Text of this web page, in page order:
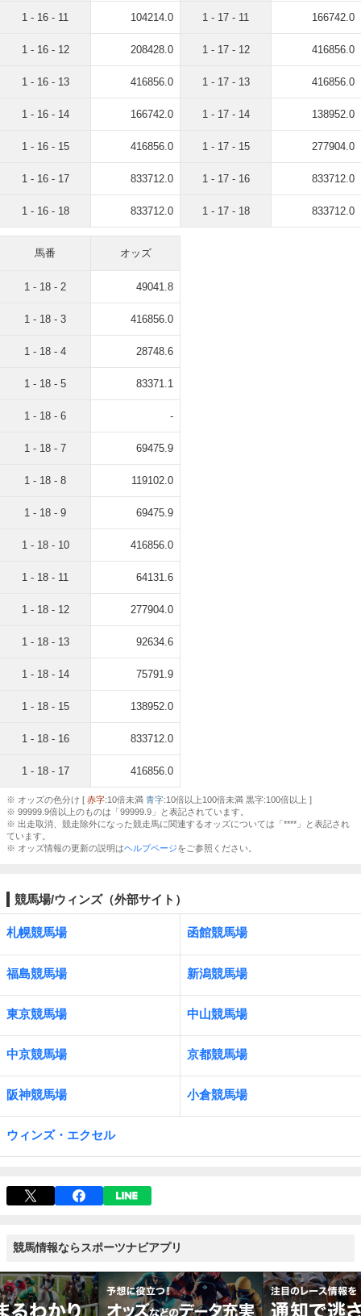
1 - 16 - 11 104214.0
1 - 16 - 12 208428.0
1 - 16 - 13 416856.0
1 - 16 - 14 166742.0
1 - 16 - 15 416856.0
1 - 16 - 17 833712.0
1 - 16 - 18 833712.0
1 - 17 - 11 166742.0
1 - 17 - 12 416856.0
1 - 17 - 13 416856.0
1 - 17 - 14 138952.0
1 - 17 - 15 277904.0
1 - 17 - 16 833712.0
1 - 17 - 18 833712.0
馬番 オッズ
1 - 18 - 2 49041.8
1 - 18 - 3 416856.0
1 - 18 - 4 28748.6
1 - 18 - 5 83371.1
1 - 18 - 6 -
1 - 18 - 7 69475.9
1 - 18 - 8 119102.0
1 - 18 - 9 69475.9
1 - 18 - 10 416856.0
1 - 18 - 11 64131.6
1 - 18 - 12 277904.0
1 - 18 - 13 92634.6
1 - 18 - 14 75791.9
1 - 18 - 15 138952.0
1 - 18 - 16 833712.0
1 - 18 - 17 416856.0
※ オッズの色分け [ 赤字:10倍未満 青字:10倍以上100倍未満 黒字:100倍以上 ]
※ 99999.9倍以上のものは「99999.9」と表記されています。
※ 出走取消、競走除外になった競走馬に関連するオッズについては「****」と表記され
ています。
※ オッズ情報の更新の説明はヘルプページをご参照ください。
競馬場/ウィンズ（外部サイト）
札幌競馬場 函館競馬場
福島競馬場 新潟競馬場
東京競馬場 中山競馬場
中京競馬場 京都競馬場
阪神競馬場 小倉競馬場
ウィンズ・エクセル
競馬情報ならスポーツナビアプリ